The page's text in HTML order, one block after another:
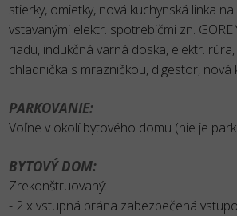
stierky, omietky, nová kuchynská linka
vstavanými elektr. spotrebičmi zn.
riadu, indukčná varná doska, elektr.
chladnička s mrazničkou, digestor, nová
PARKOVANIE:
Voľne v okolí bytového domu (nie je
BYTOVÝ DOM:
Zrekonštruovaný:
- 2 x vstupná brána zabezpečená